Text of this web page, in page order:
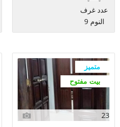
عدد غرف
النوم 9
متميز
بيت مفتوح
23